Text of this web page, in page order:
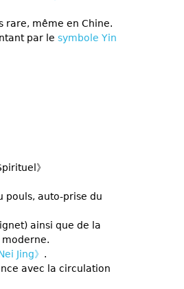
rare, même en Chine.
par le symbole Yin
》
pouls, auto-prise du
ainsi que de la
Jing》 .
avec la circulation